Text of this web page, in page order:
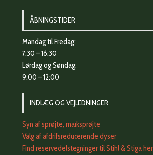
ÅBNINGSTIDER
Mandag til Fredag:
7:30 – 16:30
Lørdag og Søndag:
9:00 – 12:00
INDLÆG OG VEJLEDNINGER
Syn af sprøjte, marksprøjte
Valg af afdrifsreducerende dyser
Find reservedelstegninger til Stihl & Stiga her